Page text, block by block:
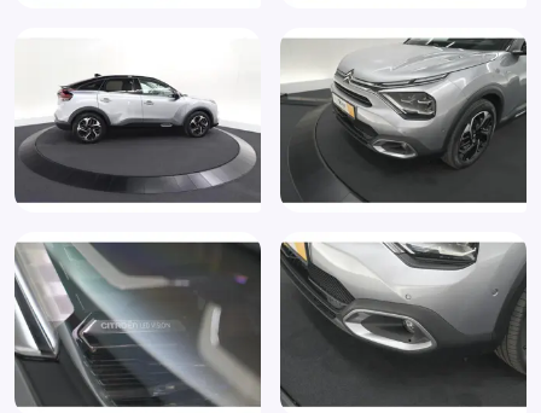
Spraakbediening
Stuurbekrachtiging
Stuur verstelbaar
Stuurwiel multifunctioneel
Vermoeidheids herkenning
Volledig digitaal instrumentenpaneel
Volledige dealeronderhoudshistorie beschikbaar
Voorstoelen verwarmd
Zij airbag(s) voor